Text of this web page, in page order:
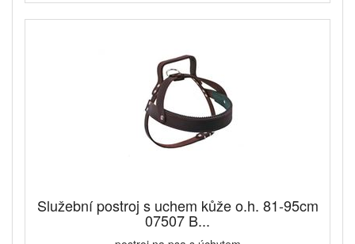
Služební postroj s uchem kůže o.h. 81-95cm
07507 B...